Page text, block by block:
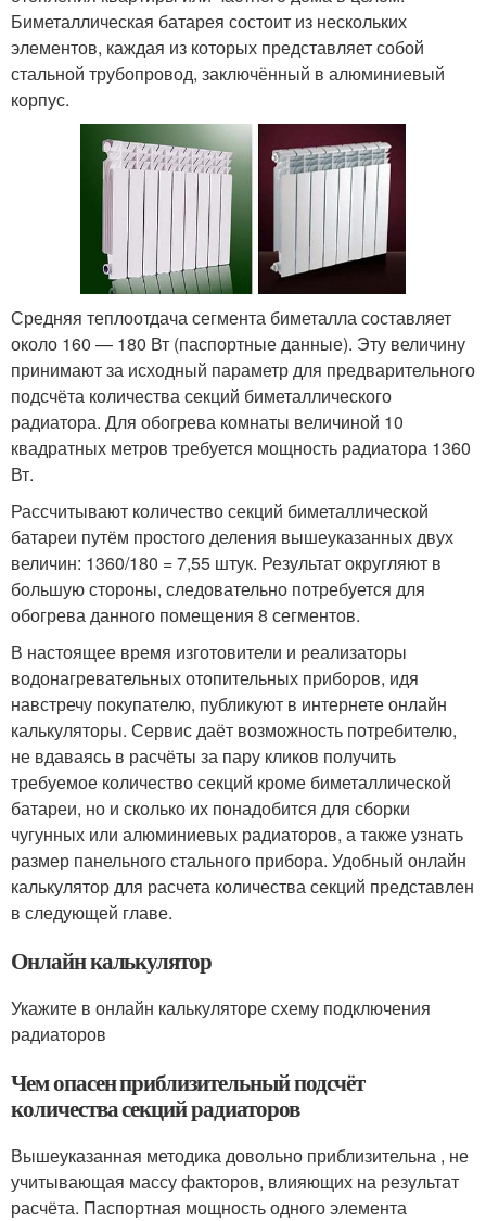
Биметаллическая батарея состоит из нескольких
элементов, каждая из которых представляет собой
стальной трубопровод, заключённый в алюминиевый
корпус.
Средняя теплоотдача сегмента биметалла составляет
около 160 — 180 Вт (паспортные данные). Эту величину
принимают за исходный параметр для предварительного
подсчёта количества секций биметаллического
радиатора. Для обогрева комнаты величиной 10
квадратных метров требуется мощность радиатора 1360
Вт.
Рассчитывают количество секций биметаллической
батареи путём простого деления вышеуказанных двух
величин: 1360/180 = 7,55 штук. Результат округляют в
большую стороны, следовательно потребуется для
обогрева данного помещения 8 сегментов.
В настоящее время изготовители и реализаторы
водонагревательных отопительных приборов, идя
навстречу покупателю, публикуют в интернете онлайн
калькуляторы. Сервис даёт возможность потребителю,
не вдаваясь в расчёты за пару кликов получить
требуемое количество секций кроме биметаллической
батареи, но и сколько их понадобится для сборки
чугунных или алюминиевых радиаторов, а также узнать
размер панельного стального прибора. Удобный онлайн
калькулятор для расчета количества секций представлен
в следующей главе.
Онлайн калькулятор
Укажите в онлайн калькуляторе схему подключения
радиаторов
Чем опасен приблизительный подсчёт
количества секций радиаторов
Вышеуказанная методика довольно приблизительна , не
учитывающая массу факторов, влияющих на результат
расчёта. Паспортная мощность одного элемента